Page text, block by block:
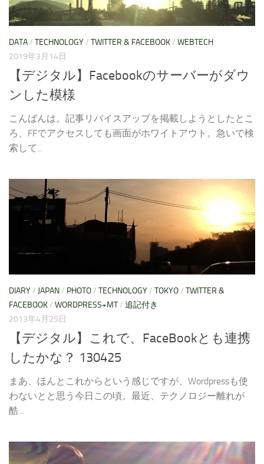
DATA/ TECHNOLOGY/ TWITTER & FACEBOOK/ WEBTECH
2019年3月14日
【デジタル】Facebookのサーバーがダウ
ンした模様
こんばんは。記事リバイスアップを掲載しようとしたとこ
ろ、FFでアクセスしても画面がホワイトアウト。急いで検
索して...
DIARY/ JAPAN/ PHOTO/ TECHNOLOGY/ TOKYO/ TWITTER &
FACEBOOK/ WORDPRESS+MT/ 追記付き
2013年4月25日
【デジタル】これで、FaceBookとも連携
したかな？ 130425
まあ、ほんとこれからという感じですが、Wordpressも使
わないとと思う今日この頃。最近、テクノロジー離れが
酷...